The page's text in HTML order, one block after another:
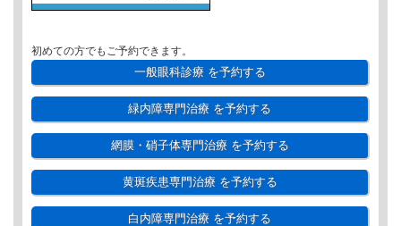
初めての方でもご予約できます。
一般眼科診療を予約する
緑内障専門治療 を予約する
網膜・硝子体専門治療を予約する
黄斑疾患専門治療を予約する
白内障専門治療 を予約する